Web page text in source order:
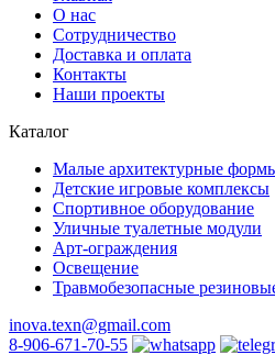
О нас
Сотрудничество
Доставка и оплата
Контакты
Наши проекты
Каталог
Малые архитектурные
Детские игровые комплексы
Спортивное оборудование
Уличные туалетные модули
Арт-ограждения
Освещение
Травмобезопасные
inova.texn@gmail.com
8-906-671-70-55